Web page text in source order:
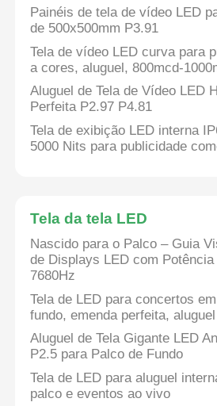
Painéis de tela de vídeo LED
de 500x500mm P3.91
Tela de vídeo LED curva para
a cores, aluguel, 800mcd-
Aluguel de Tela de Vídeo LED
Perfeita P2.97 P4.81
Tela de exibição LED interna
5000 Nits para publicidade
Tela da tela LED
Nascido para o Palco – Guia
de Displays LED com
7680Hz
Tela de LED para concertos
fundo, emenda perfeita,
Aluguel de Tela Gigante LED
P2.5 para Palco de Fundo
Tela de LED para aluguel
palco e eventos ao vivo